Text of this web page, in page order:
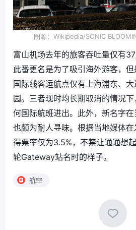
图源：Wikipedia/SONIC
富山机场去年的旅客吞吐量仅有
此番更名是为了吸引海外游客，
国际线客运航点仅有上海浦东、
园。三者现时均长期取消的情况
何国际航班进出。此外，新名字
也颇为耐人寻味。根据当地媒体
得票率仅为3.5%，不禁让通通想
轮Gateway站名时的样子。
航空